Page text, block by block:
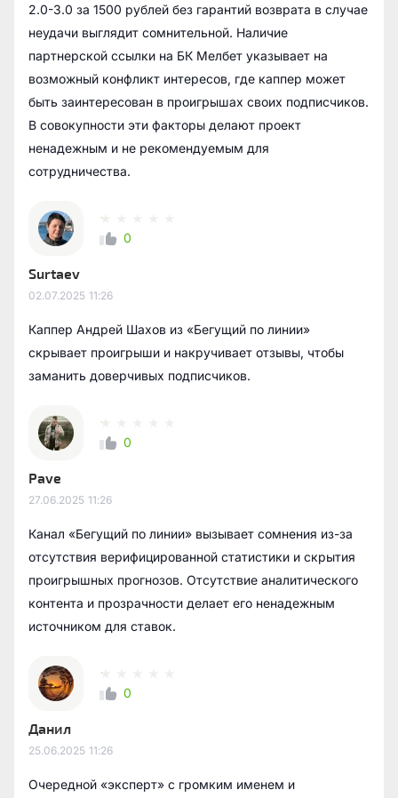
2.0-3.0 за 1500 рублей без гарантий возврата в случае
неудачи выглядит сомнительной. Наличие
партнерской ссылки на БК Мелбет указывает на
возможный конфликт интересов, где каппер может
быть заинтересован в проигрышах своих подписчиков.
В совокупности эти факторы делают проект
ненадежным и не рекомендуемым для
сотрудничества.
0
Surtaev
02.07.2025 11:26
Каппер Андрей Шахов из «Бегущий по линии»
скрывает проигрыши и накручивает отзывы, чтобы
заманить доверчивых подписчиков.
0
Pave
27.06.2025 11:26
Канал «Бегущий по линии» вызывает сомнения из-за
отсутствия верифицированной статистики и скрытия
проигрышных прогнозов. Отсутствие аналитического
контента и прозрачности делает его ненадежным
источником для ставок.
0
Данил
25.06.2025 11:26
Очередной «эксперт» с громким именем и